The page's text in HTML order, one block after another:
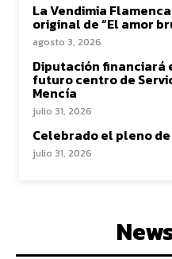
La Vendimia
original de “El amor
agosto 3, 2026
Diputación financiará
futuro centro de
Mencía
julio 31, 2026
Celebrado el pleno
julio 31, 2026